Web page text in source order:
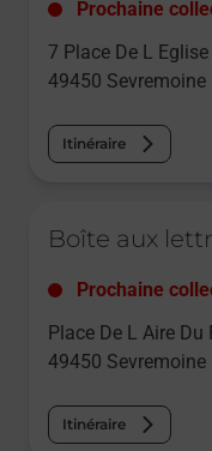
Prochaine
7 Place De L Eglise
49450 Sevremoine
Itinéraire
Boîte aux
Prochaine
Place De L Aire Du
49450 Sevremoine
Itinéraire